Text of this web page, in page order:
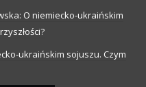
O niemiecko-ukraińskim
ukraińskim sojuszu. Czym